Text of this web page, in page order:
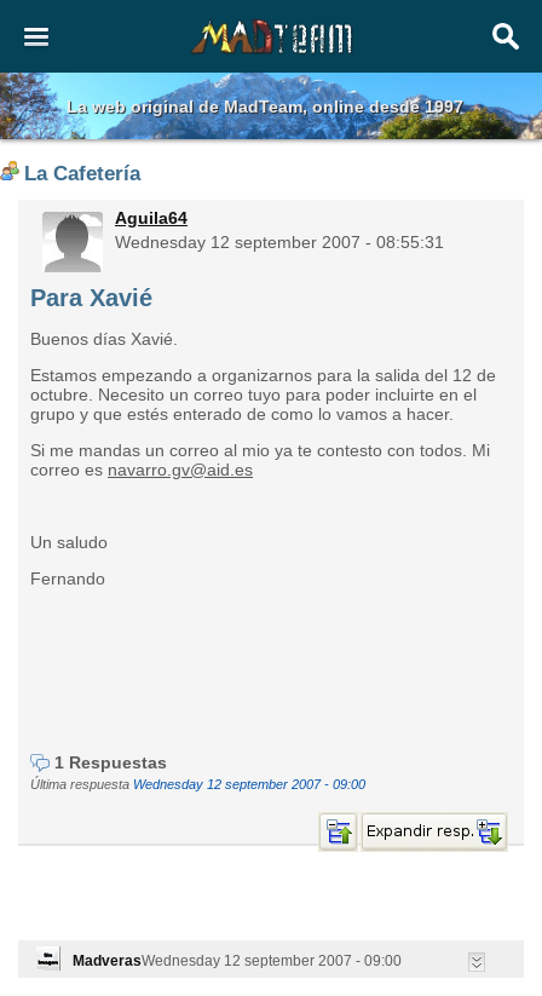
La web original de MadTeam, online desde 1997
La Cafetería
Aguila64
Wednesday 12 september 2007 - 08:55:31
Para Xavié
Buenos días Xavié.
Estamos empezando a organizarnos para la salida del 12 de
octubre. Necesito un correo tuyo para poder incluirte en el
grupo y que estés enterado de como lo vamos a hacer.
Si me mandas un correo al mio ya te contesto con todos. Mi
correo es navarro.gv@aid.es
Un saludo
Fernando
1 Respuestas
Última respuesta Wednesday 12 september 2007 - 09:00
MadverasWednesday 12 september 2007 - 09:00